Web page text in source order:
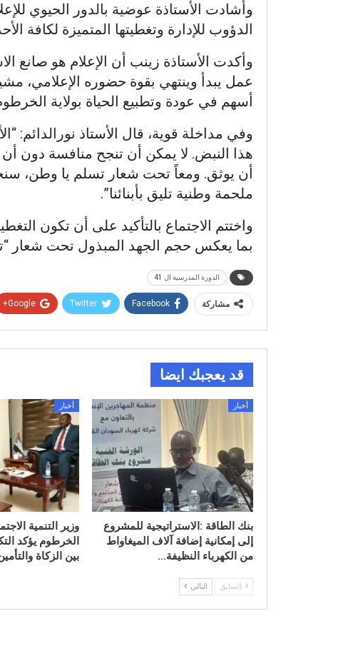
وأشادت الأستاذة عوضية بالدور الحيوي
الدؤوب للإدارة وتغطيتها المتميزة لكافة
وأكدت الأستاذة زينب أن الإعلام هو صانع
عمل يبدأ وينتهي بقوة حضوره الإعلامي،
أسهم في عودة وتطبيع الحياة بولاية
وفي مداخلة قوية، قال الأستاذ
هذا النبض. لا يمكن أن تنجح منافسة دون أن
أن يوثق. ومعاً تحت شعار تسلم يا وطن،
ملحمة وطنية تليق بأبنائنا”.
بما يعكس حجم الجهد المبذول تحت شعار
الدورة المدرسية ال 41
مشاركة Facebook
Twitter
Google+
قد يعجبك ايضا
أخبار
بنك الطاقة :الاستراتيجية للمشروع
إلى إمكانية إضافة آلاف الميغاواط
من الكهرباء النظيفة…
أخبار
وزير التنمية
الخرطوم يؤكد
بين الزكاة
السابق التالي